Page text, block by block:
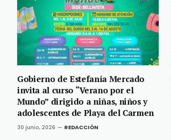
Gobierno de Estefanía Mercado
invita al curso “Verano por el
Mundo” dirigido a niñas, niños y
adolescentes de Playa del Carmen
30 junio, 2026 REDACCIÓN